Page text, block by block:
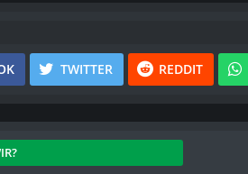
TWITTER REDDIT